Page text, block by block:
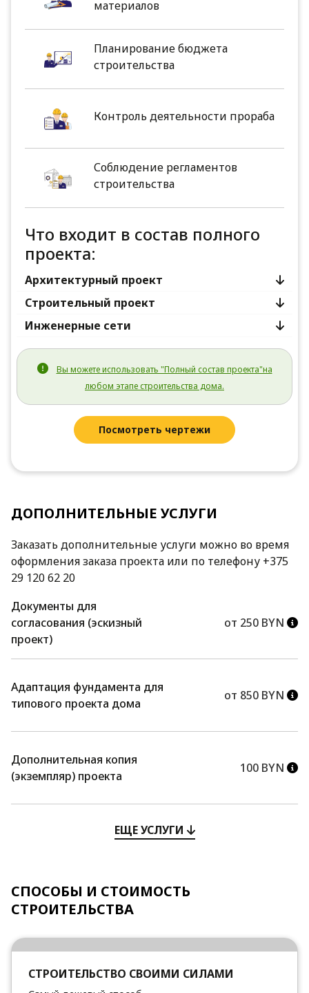
материалов
Планирование бюджета
строительства
Контроль деятельности прораба
Соблюдение регламентов
строительства
Что входит в состав полного
проекта:
Архитектурный проект
Строительный проект
Инженерные сети
Вы можете использовать "Полный состав проекта"на
любом этапе строительства дома.
Посмотреть чертежи
ДОПОЛНИТЕЛЬНЫЕ УСЛУГИ
Заказать дополнительные услуги можно во время
оформления заказа проекта или по телефону +375
29 120 62 20
Документы для
согласования (эскизный
проект)
от 250 BYN
Адаптация фундамента для
типового проекта дома
от 850 BYN
Дополнительная копия
(экземпляр) проекта
100 BYN
ЕЩЕ УСЛУГИ
СПОСОБЫ И СТОИМОСТЬ
СТРОИТЕЛЬСТВА
СТРОИТЕЛЬСТВО СВОИМИ СИЛАМИ